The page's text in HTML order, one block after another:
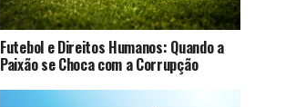
Futebol e Direitos Humanos: Quando a
Paixão se Choca com a Corrupção